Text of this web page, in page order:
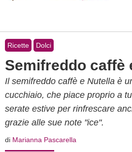
Ricette Dolci
Semifreddo caffè
Il semifreddo caffè e Nutella è
cucchiaio, che piace proprio a
serate estive per rinfrescare
grazie alle sue note "ice".
di Marianna Pascarella